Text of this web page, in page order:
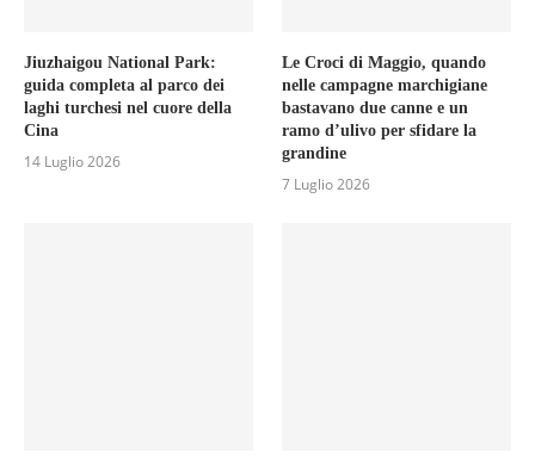
Jiuzhaigou National Park:
guida completa al parco dei
laghi turchesi nel cuore della
Cina
14 Luglio 2026
Le Croci di Maggio, quando
nelle campagne marchigiane
bastavano due canne e un
ramo d’ulivo per sfidare la
grandine
7 Luglio 2026